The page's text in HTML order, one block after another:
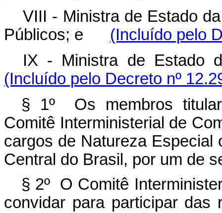
VIII - Ministra de Estado
Públicos; e (Incluído pelo
IX - Ministra de
(Incluído pelo Decreto nº
§ 1º Os membros
Comitê Interministerial de
cargos de Natureza Especial
Central do Brasil, por um de
§ 2º O Comitê
convidar para participar das